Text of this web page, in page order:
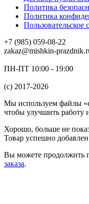
Политика
Политика
Пользовательское
+7 (985) 059-08-22
zakaz@mishkin-
ПН-ПТ 10:00 - 19:00
(c) 2017-2026
Мы используем файлы
чтобы улучшить работу
Хорошо, больше не
Товар успешно
Вы можете продолжить
заказа.